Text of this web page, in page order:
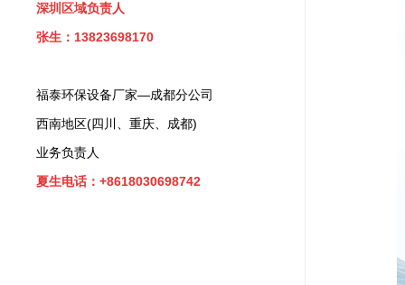
深圳区域负责人
张生：13823698170
福泰环保设备厂家—成都分公司
西南地区(四川、重庆、成都)
业务负责人
夏生电话：+8618030698742